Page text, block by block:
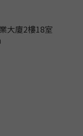
大廈2樓18室